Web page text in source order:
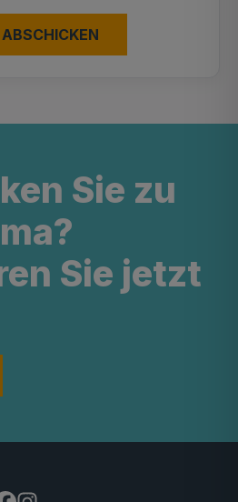
Sie zu
Sie jetzt